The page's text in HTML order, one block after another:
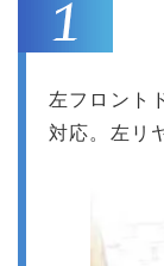
左フロント
対応。左リ